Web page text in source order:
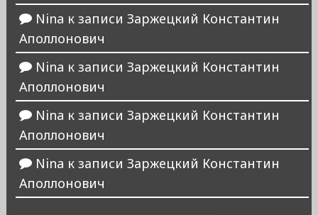
Nina к записи Заржецкий Константин
Аполлонович
Nina к записи Заржецкий Константин
Аполлонович
Nina к записи Заржецкий Константин
Аполлонович
Nina к записи Заржецкий Константин
Аполлонович